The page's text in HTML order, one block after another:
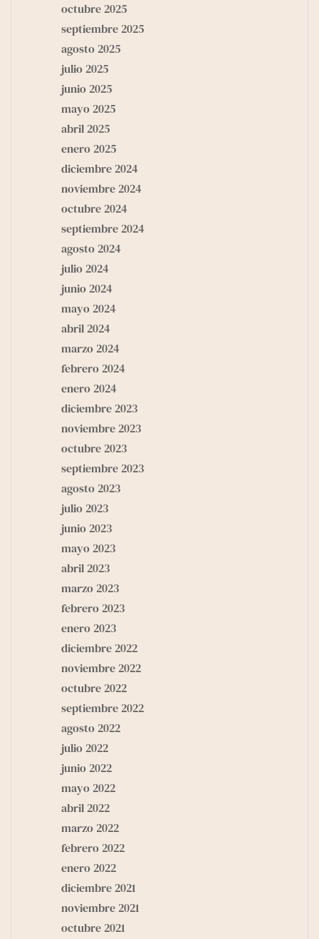
octubre 2025
septiembre 2025
agosto 2025
julio 2025
junio 2025
mayo 2025
abril 2025
enero 2025
diciembre 2024
noviembre 2024
octubre 2024
septiembre 2024
agosto 2024
julio 2024
junio 2024
mayo 2024
abril 2024
marzo 2024
febrero 2024
enero 2024
diciembre 2023
noviembre 2023
octubre 2023
septiembre 2023
agosto 2023
julio 2023
junio 2023
mayo 2023
abril 2023
marzo 2023
febrero 2023
enero 2023
diciembre 2022
noviembre 2022
octubre 2022
septiembre 2022
agosto 2022
julio 2022
junio 2022
mayo 2022
abril 2022
marzo 2022
febrero 2022
enero 2022
diciembre 2021
noviembre 2021
octubre 2021